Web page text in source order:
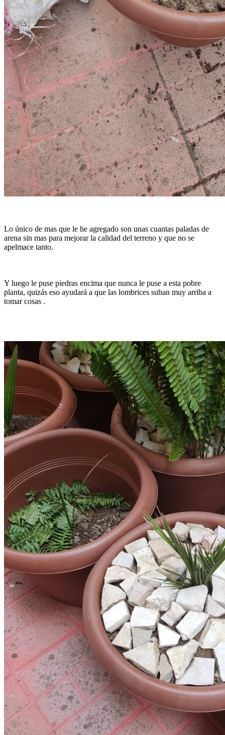
Lo único de mas que le he agregado son unas cuantas paladas de
arena sin mas para mejorar la calidad del terreno y que no se
apelmace tanto.
Y luego le puse piedras encima que nunca le puse a esta pobre
planta, quizás eso ayudará a que las lombrices suban muy arriba a
tomar cosas .